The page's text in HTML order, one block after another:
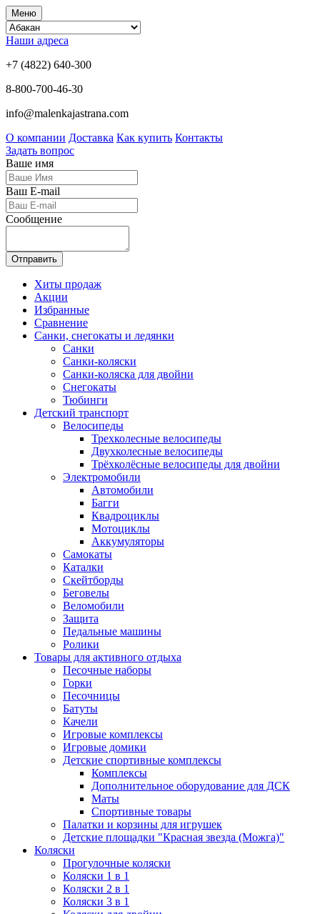
Меню
Наши адреса
+7 (4822) 640-300
8-800-700-46-30
info@malenkajastrana.com
О компании Доставка Как купить Контакты
Задать вопрос
Ваше имя
Ваш E-mail
Сообщение
Отправить
Хиты продаж
Акции
Избранные
Сравнение
Санки, снегокаты и ледянки
Санки
Санки-коляски
Санки-коляска для двойни
Снегокаты
Тюбинги
Детский транспорт
Велосипеды
Трехколесные велосипеды
Двухколесные велосипеды
Трёхколёсные велосипеды для двойни
Электромобили
Автомобили
Багги
Квадроциклы
Мотоциклы
Аккумуляторы
Самокаты
Каталки
Скейтборды
Беговелы
Веломобили
Защита
Педальные машины
Ролики
Товары для активного отдыха
Песочные наборы
Горки
Песочницы
Батуты
Качели
Игровые комплексы
Игровые домики
Детские спортивные комплексы
Комплексы
Дополнительное оборудование для ДСК
Маты
Спортивные товары
Палатки и корзины для игрушек
Детские площадки "Красная звезда (Можга)"
Коляски
Прогулочные коляски
Коляски 1 в 1
Коляски 2 в 1
Коляски 3 в 1